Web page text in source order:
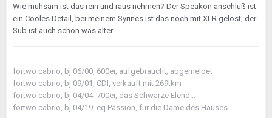
Wie mühsam ist das rein und raus nehmen? Der Speakon anschluß ist
ein Cooles Detail, bei meinem Syrincs ist das noch mit XLR gelöst, der
Sub ist auch schon was älter.
fortwo cabrio, bj 06/00, 600er, aufgebraucht, abgemeldet
fortwo cabrio, bj 09/01, CDI, verkauft mit 269tkm
fortwo cabrio, bj 04/04, 700er, das Schwarze Elend...
fortwo cabrio, bj 04/19, eq Passion, für die Dame des Hauses